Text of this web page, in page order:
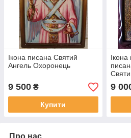
Ікона писана Святий
Ангель Охоронець
9 500 ₴
Купити
9